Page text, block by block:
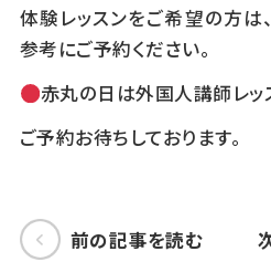
体験レッスンをご希望の方は
参考にご予約ください。
赤丸の日は外国人講師レッ
ご予約お待ちしております。
前の記事を読む